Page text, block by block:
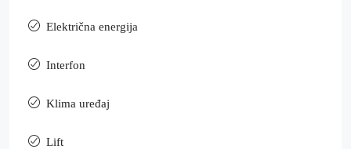
Električna energija
Interfon
Klima uređaj
Lift